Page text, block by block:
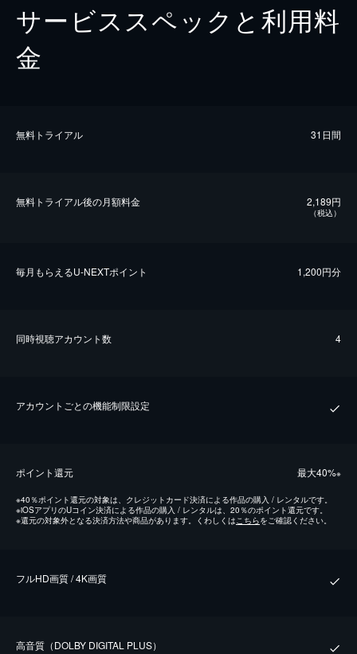
サービススペックと利用料
金
無料トライアル 31日間
無料トライアル後の⽉額料金 2,189円
（税込）
毎⽉もらえるU-NEXTポイント 1,200円分
同時視聴アカウント数 4
アカウントごとの機能制限設定
ポイント還元 最⼤40%※
※40％ポイント還元の対象は、クレジットカード決済による作品の購入 / レンタルです。
※iOSアプリのUコイン決済による作品の購入 / レンタルは、20％のポイント還元です。
※還元の対象外となる決済方法や商品があります。くわしくはこちらをご確認ください。
フルHD画質 / 4K画質
⾼⾳質（DOLBY DIGITAL PLUS）